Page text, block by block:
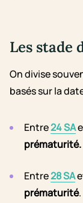
Les stade
On divise
basés sur la
Entre24 SA
prématurité.
Entre28 SA
prématurité.